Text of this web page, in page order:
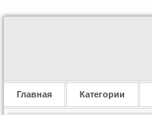
Главная Категории